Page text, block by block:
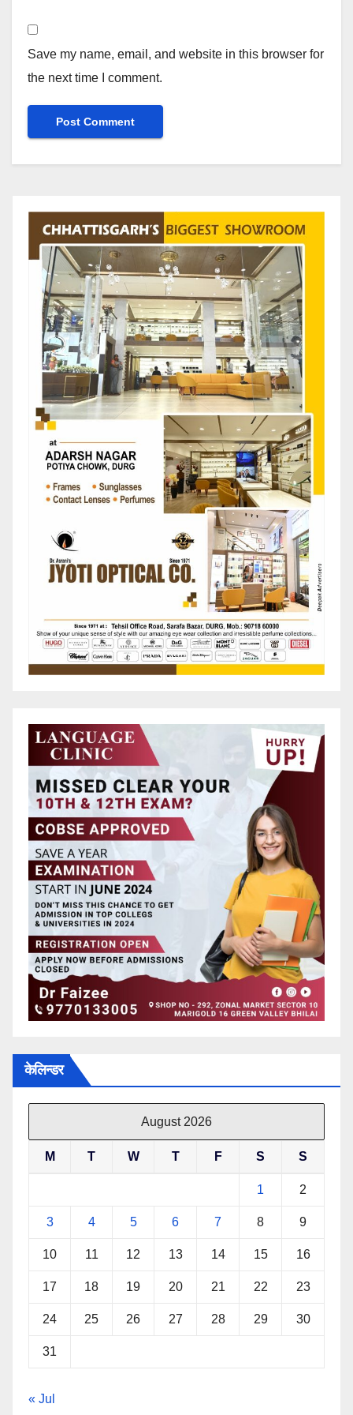
Save my name, email, and website in this browser for
the next time I comment.
केलिन्डर
August 2026
M T W T F S S
1 2
3 4 5 6 7 8 9
10 11 12 13 14 15 16
17 18 19 20 21 22 23
24 25 26 27 28 29 30
31
« Jul